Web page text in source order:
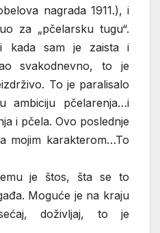
nagrada 1911.), i
za „pčelarsku tugu“.
kada sam je zaista i
svakodnevno, to je
To je paralisalo
ambiciju pčelarenja…i
i pčela. Ovo poslednje
mojim karakterom…To
je štos, šta se to
Moguće je na kraju
doživljaj, to je